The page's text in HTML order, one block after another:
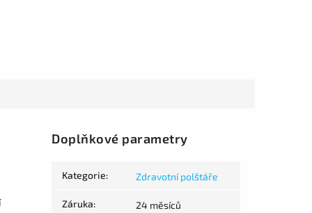
Doplňkové parametry
Kategorie: Zdravotní polštáře
Záruka: 24 měsíců